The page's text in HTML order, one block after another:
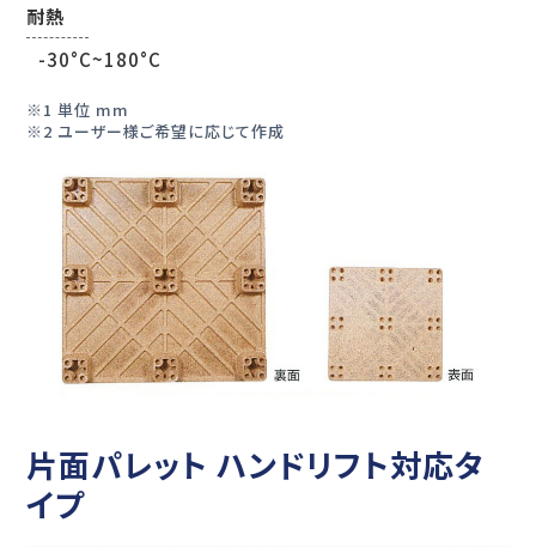
耐熱
-30°C~180°C
1 単位 mm
2 ユーザー様ご希望に応じて作成
片面パレット ハンドリフト対応タ
イプ